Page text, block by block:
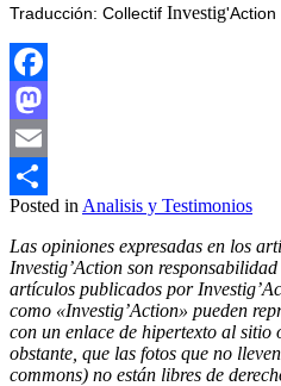
Traducción: Collectif Investig'Action
Facebook
Mastodon
Email
Compartir
Posted in Analisis y Testimonios
Las opiniones expresadas en los
Investig’Action son
artículos publicados por
como «Investig’Action» pueden
con un enlace de hipertexto al sitio
obstante, que las fotos que no
commons) no están libres de